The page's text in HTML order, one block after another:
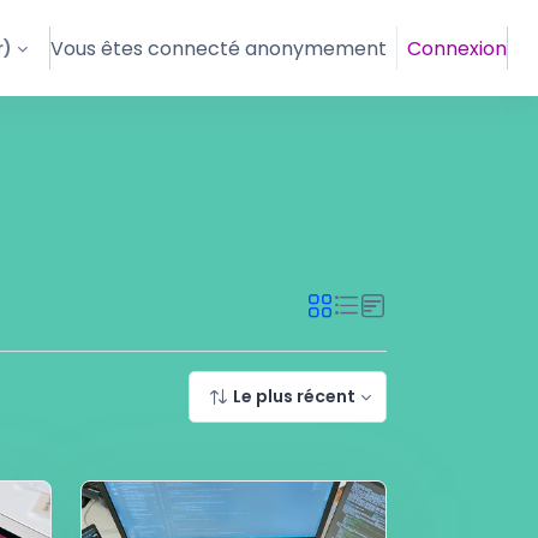
Vous êtes connecté anonymement Connexion
Le plus récent